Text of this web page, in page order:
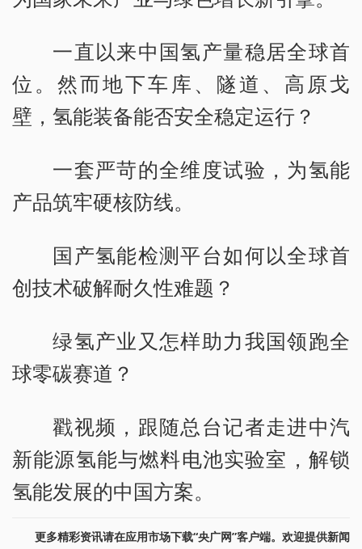
一直以来中国氢产量稳居全球首
位。然而地下车库、隧道、高原戈
壁，氢能装备能否安全稳定运行？
一套严苛的全维度试验，为氢能
产品筑牢硬核防线。
国产氢能检测平台如何以全球首
创技术破解耐久性难题？
绿氢产业又怎样助力我国领跑全
球零碳赛道？
戳视频，跟随总台记者走进中汽
新能源氢能与燃料电池实验室，解锁
氢能发展的中国方案。
更多精彩资讯请在应用市场下载“央广网”客户端。欢迎提供新闻